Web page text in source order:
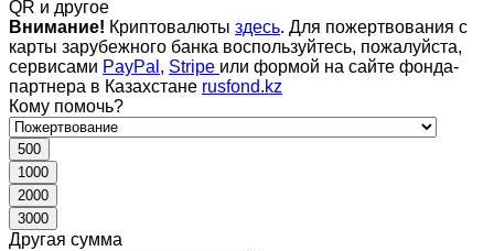
QR и другое
Внимание! Криптовалюты здесь. Для пожертвования с
карты зарубежного банка воспользуйтесь, пожалуйста,
сервисами PayPal , Stripe или формой на сайте фонда-
партнера в Казахстане rusfond.kz
Кому помочь?
500
1000
2000
3000
Другая сумма